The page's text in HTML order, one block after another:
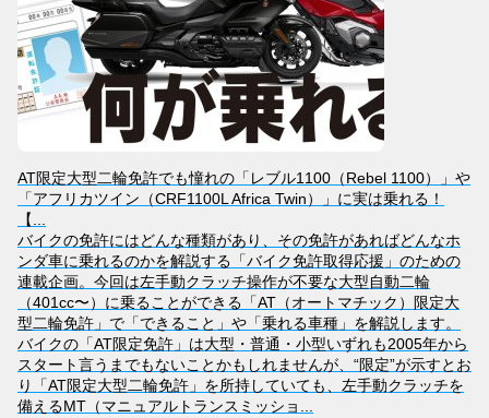
AT限定大型二輪免許でも憧れの「レブル1100（Rebel 1100）」や
「アフリカツイン（CRF1100L Africa Twin）」に実は乗れる！
【...
バイクの免許にはどんな種類があり、その免許があればどんなホ
ンダ車に乗れるのかを解説する「バイク免許取得応援」のための
連載企画。今回は左手動クラッチ操作が不要な大型自動二輪
（401cc〜）に乗ることができる「AT（オートマチック）限定大
型二輪免許」で「できること」や「乗れる車種」を解説します。
バイクの「AT限定免許」は大型・普通・小型いずれも2005年から
スタート言うまでもないことかもしれませんが、“限定”が示すとお
り「AT限定大型二輪免許」を所持していても、左手動クラッチを
備えるMT（マニュアルトランスミッショ...